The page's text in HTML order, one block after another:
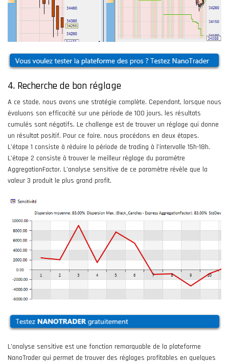
4. Recherche de bon réglage
A ce stade, nous avons une stratégie complète. Cependant, lorsque nous
évaluons son efficacité sur une période de 100 jours, les résultats
cumulés sont négatifs. Le challenge est de trouver un réglage qui donne
un résultat positif. Pour ce faire, nous procédons en deux étapes.
L’étape 1 consiste à réduire la période de trading à l’intervalle 15h-18h.
L’étape 2 consiste à trouver le meilleur réglage du paramètre
AggregationFactor. L’analyse sensitive de ce paramètre révèle que la
valeur 3 produit le plus grand profit.
L’analyse sensitive est une fonction remarquable de la plateforme
NanoTrader qui permet de trouver des réglages profitables en quelques